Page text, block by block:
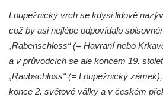
Vlčí hrádek
Hrad Švamberk (Krasíkov)
Hrad Štěpanice
Hrad Rotštejn
Loupežnický vrch se kdysi lidově
což by asi nejlépe odpovídalo
„Rabenschloss“ (= Havraní nebo
a v průvodcích se ale koncem 19.
„Raubschloss“ (= Loupežnický
konce 2. světové války a v českém